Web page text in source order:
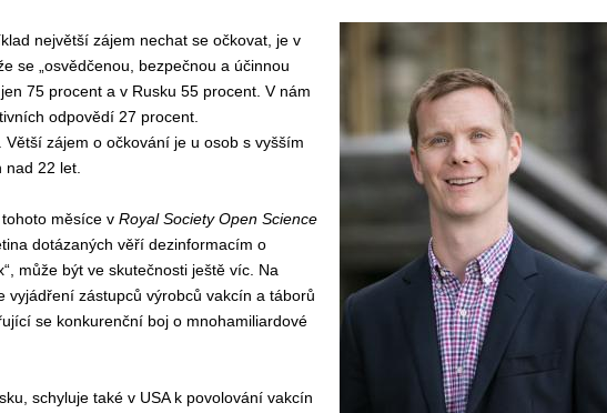
největší zájem nechat se očkovat, je v
se „osvědčenou, bezpečnou a účinnou
jen 75 procent a v Rusku 55 procent. V nám
odpovědí 27 procent.
zájem o očkování je u osob s vyšším
22 let.
měsíce v Royal Society Open Science
dotázaných věří dezinformacím o
může být ve skutečnosti ještě víc. Na
zástupců výrobců vakcín a táborů
se konkurenční boj o mnohamiliardové
schyluje také v USA k povolování vakcín